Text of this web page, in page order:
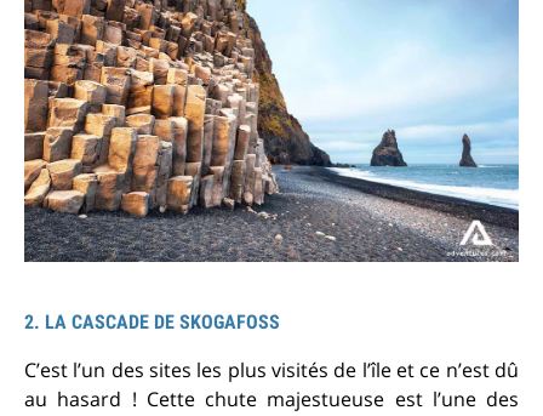
2. LA CASCADE DE SKOGAFOSS
C’est l’un des sites les plus visités de l’île et ce n’est dû
au hasard ! Cette chute majestueuse est l’une des